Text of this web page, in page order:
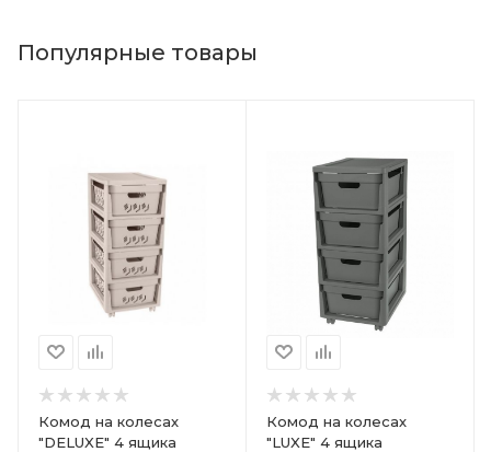
Популярные товары
Комод на колесах
"DELUXE" 4 ящика
Комод на колесах
"LUXE" 4 ящика